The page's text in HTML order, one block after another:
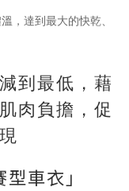
，達到最大的快乾、
到最低，藉
肉負擔，促
車衣」